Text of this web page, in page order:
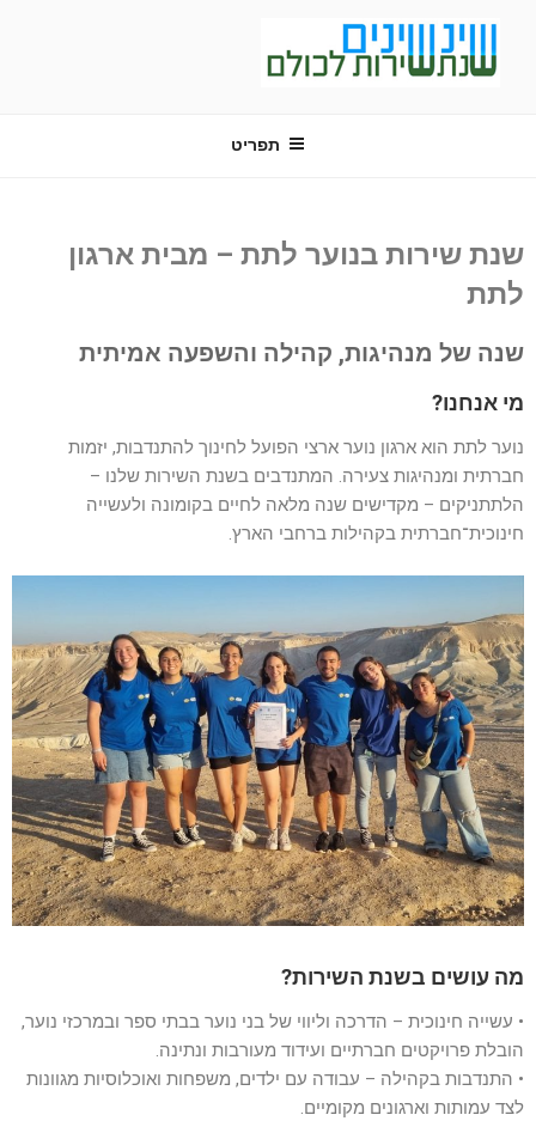
תפריט
שנת שירות בנוער לתת – מבית ארגון
לתת
שנה של מנהיגות, קהילה והשפעה אמיתית
מי אנחנו?
נוער לתת הוא ארגון נוער ארצי הפועל לחינוך להתנדבות, יזמות
חברתית ומנהיגות צעירה. המתנדבים בשנת השירות שלנו –
הלתתניקים – מקדישים שנה מלאה לחיים בקומונה ולעשייה
חינוכית־חברתית בקהילות ברחבי הארץ.
מה עושים בשנת השירות?
• עשייה חינוכית – הדרכה וליווי של בני נוער בבתי ספר ובמרכזי נוער,
הובלת פרויקטים חברתיים ועידוד מעורבות ונתינה.
• התנדבות בקהילה – עבודה עם ילדים, משפחות ואוכלוסיות מגוונות
לצד עמותות וארגונים מקומיים.